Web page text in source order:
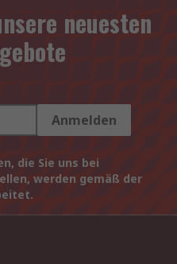
neuesten
Anmelden
die Sie uns bei
werden gemäß der